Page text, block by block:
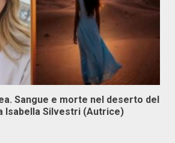
Sangue e morte nel deserto del
Isabella Silvestri (Autrice)